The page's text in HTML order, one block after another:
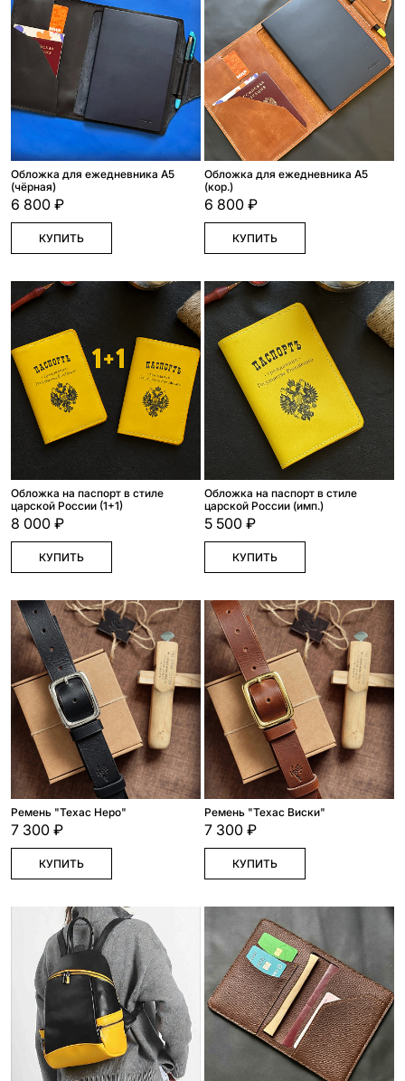
Обложка для ежедневника А5
(чёрная)
6 800 ₽
КУПИТЬ
Обложка для ежедневника А5
(кор.)
6 800 ₽
КУПИТЬ
Обложка на паспорт в стиле
царской России (1+1)
8 000 ₽
КУПИТЬ
Обложка на паспорт в стиле
царской России (имп.)
5 500 ₽
КУПИТЬ
Ремень "Техас Неро"
7 300 ₽
КУПИТЬ
Ремень "Техас Виски"
7 300 ₽
КУПИТЬ